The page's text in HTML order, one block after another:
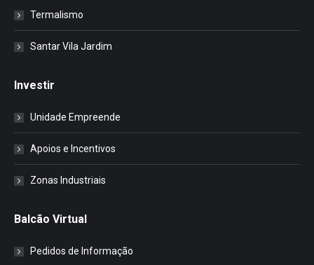
Termalismo
Santar Vila Jardim
Investir
Unidade Empreende
Apoios e Incentivos
Zonas Industriais
Balcão Virtual
Pedidos de Informação